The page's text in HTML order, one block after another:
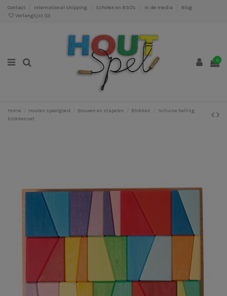
Contact International shipping Scholen en BSO's In de media
Blog
Verlanglijst (0)
0
Home Houten speelgoed Bouwen en stapelen Blokken
Schuine helling
blokkenset